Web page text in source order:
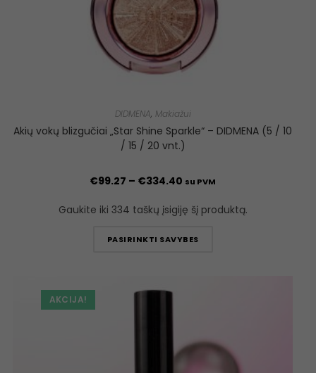
DIDMENA, Makiažui
Akių vokų blizgučiai „Star Shine Sparkle“ – DIDMENA (5 / 10
/ 15 / 20 vnt.)
€99.27 – €334.40 su PVM
Gaukite iki 334 taškų įsigiję šį produktą.
PASIRINKTI SAVYBES
AKCIJA!